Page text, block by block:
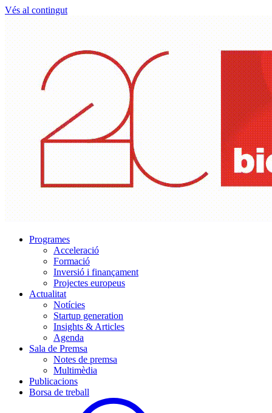
Vés al contingut
Programes
Acceleració
Formació
Inversió i finançament
Projectes europeus
Actualitat
Notícies
Startup generation
Insights & Articles
Agenda
Sala de Premsa
Notes de premsa
Multimèdia
Publicacions
Borsa de treball